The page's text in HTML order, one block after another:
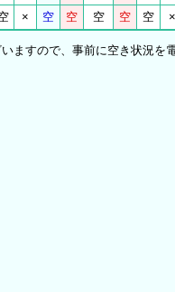
× 空 空 空 空 空 ×
ますので、事前に空き状況を